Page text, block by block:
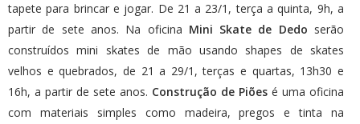
tapete para brincar e jogar. De 21 a 23/1, terça a quinta, 9h, a
partir de sete anos. Na oficina Mini Skate de Dedo serão
construídos mini skates de mão usando shapes de skates
velhos e quebrados, de 21 a 29/1, terças e quartas, 13h30 e
16h, a partir de sete anos. Construção de Piões é uma oficina
com materiais simples como madeira, pregos e tinta na